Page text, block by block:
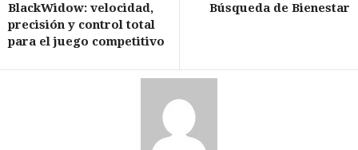
BlackWidow: velocidad,
precisión y control total
para el juego competitivo
Búsqueda de Bienestar